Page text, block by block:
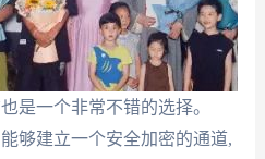
是一个非常不错的选择。
够建立一个安全加密的通道,